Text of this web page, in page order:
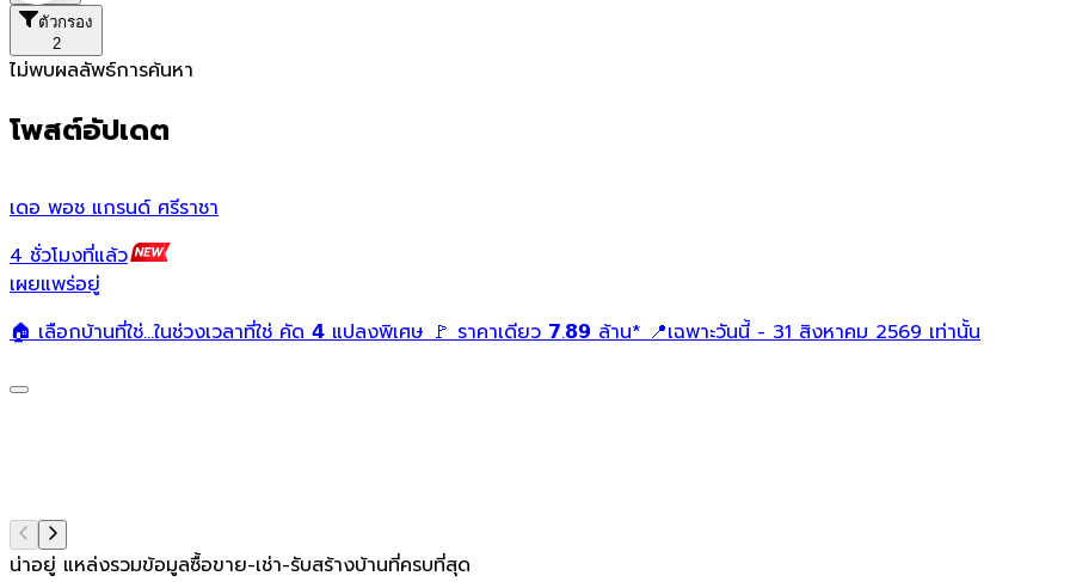
ตัวกรอง
2
ไม่พบผลลัพธ์การค้นหา
โพสต์อัปเดต
เดอ พอช แกรนด์ ศรีราชา
4 ชั่วโมงที่แล้ว
เผยแพร่อยู่
🏠 เลือกบ้านที่ใช่...ในช่วงเวลาที่ใช่ คัด 𝟰 แปลงพิเศษ 🚩 ราคาเดียว 𝟳.𝟴𝟵 ล้าน* 📍เฉพาะวันนี้ - 31 สิงหาคม 2569 เท่านั้น
น่าอยู่ แหล่งรวมข้อมูลซื้อขาย-เช่า-รับสร้างบ้านที่ครบที่สุด